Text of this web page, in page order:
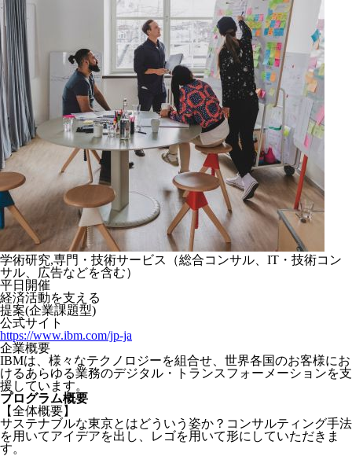
学術研究,専門・技術サービス（総合コンサル、IT・技術コン
サル、広告などを含む）
平日開催
経済活動を支える
提案(企業課題型)
公式サイト
https://www.ibm.com/jp-ja
企業概要
IBMは、様々なテクノロジーを組合せ、世界各国のお客様にお
けるあらゆる業務のデジタル・トランスフォーメーションを支
援しています。
プログラム概要
【全体概要】
サステナブルな東京とはどういう姿か？コンサルティング手法
を用いてアイデアを出し、レゴを用いて形にしていただきま
す。